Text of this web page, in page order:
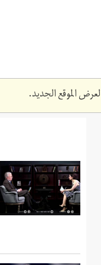
لعرض الموقع الجديد.